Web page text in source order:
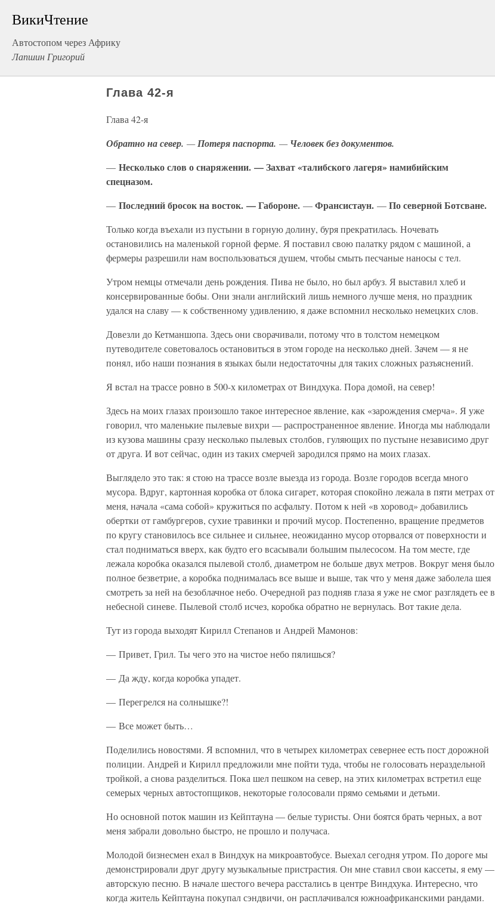
ВикиЧтение
Автостопом через Африку
Лапшин Григорий
Глава 42-я
Глава 42-я
Обратно на север. —Потеря паспорта. —Человек без документов.
— Несколько слов о снаряжении. — Захват «талибского лагеря» намибийским
спецназом.
— Последний бросок на восток. — Габороне. —Франсистаун. —По северной Ботсване.
Только когда въехали из пустыни в горную долину, буря прекратилась. Ночевать
остановились на маленькой горной ферме. Я поставил свою палатку рядом с машиной, а
фермеры разрешили нам воспользоваться душем, чтобы смыть песчаные наносы с тел.
Утром немцы отмечали день рождения. Пива не было, но был арбуз. Я выставил хлеб и
консервированные бобы. Они знали английский лишь немного лучше меня, но праздник
удался на славу — к собственному удивлению, я даже вспомнил несколько немецких слов.
Довезли до Кетманшопа. Здесь они сворачивали, потому что в толстом немецком
путеводителе советовалось остановиться в этом городе на несколько дней. Зачем — я не
понял, ибо наши познания в языках были недостаточны для таких сложных разъяснений.
Я встал на трассе ровно в 500-х километрах от Виндхука. Пора домой, на север!
Здесь на моих глазах произошло такое интересное явление, как «зарождения смерча». Я уже
говорил, что маленькие пылевые вихри — распространенное явление. Иногда мы наблюдали
из кузова машины сразу несколько пылевых столбов, гуляющих по пустыне независимо друг
от друга. И вот сейчас, один из таких смерчей зародился прямо на моих глазах.
Выглядело это так: я стою на трассе возле выезда из города. Возле городов всегда много
мусора. Вдруг, картонная коробка от блока сигарет, которая спокойно лежала в пяти метрах от
меня, начала «сама собой» кружиться по асфальту. Потом к ней «в хоровод» добавились
обертки от гамбургеров, сухие травинки и прочий мусор. Постепенно, вращение предметов
по кругу становилось все сильнее и сильнее, неожиданно мусор оторвался от поверхности и
стал подниматься вверх, как будто его всасывали большим пылесосом. На том месте, где
лежала коробка оказался пылевой столб, диаметром не больше двух метров. Вокруг меня было
полное безветрие, а коробка поднималась все выше и выше, так что у меня даже заболела шея
смотреть за ней на безоблачное небо. Очередной раз подняв глаза я уже не смог разглядеть ее в
небесной синеве. Пылевой столб исчез, коробка обратно не вернулась. Вот такие дела.
Тут из города выходят Кирилл Степанов и Андрей Мамонов:
— Привет, Грил. Ты чего это на чистое небо пялишься?
— Да жду, когда коробка упадет.
— Перегрелся на солнышке?!
— Все может быть…
Поделились новостями. Я вспомнил, что в четырех километрах севернее есть пост дорожной
полиции. Андрей и Кирилл предложили мне пойти туда, чтобы не голосовать нераздельной
тройкой, а снова разделиться. Пока шел пешком на север, на этих километрах встретил еще
семерых черных автостопщиков, некоторые голосовали прямо семьями и детьми.
Но основной поток машин из Кейптауна — белые туристы. Они боятся брать черных, а вот
меня забрали довольно быстро, не прошло и получаса.
Молодой бизнесмен ехал в Виндхук на микроавтобусе. Выехал сегодня утром. По дороге мы
демонстрировали друг другу музыкальные пристрастия. Он мне ставил свои кассеты, я ему —
авторскую песню. В начале шестого вечера расстались в центре Виндхука. Интересно, что
когда житель Кейптауна покупал сэндвичи, он расплачивался южноафриканскими рандами.